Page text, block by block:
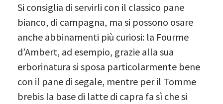
Si consiglia di servirli con il classico pane
bianco, di campagna, ma si possono osare
anche abbinamenti più curiosi: la Fourme
d’Ambert, ad esempio, grazie alla sua
erborinatura si sposa particolarmente bene
con il pane di segale, mentre per il Tomme
brebis la base di latte di capra fa sì che si